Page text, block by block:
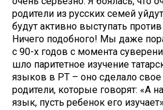
родители из русских семей
будут активно выступать
Ничего подобного! Мы даже
с 90-х годов с момента
шло паритетное изучение
языков в РТ – оно сделало свое
родители, которые говорят: «А
язык, пусть ребенок его